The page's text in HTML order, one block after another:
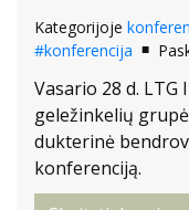
Kategorijoje
#konferencija
Vasario 28 d.
geležinkelių
dukterinė
konferenciją.